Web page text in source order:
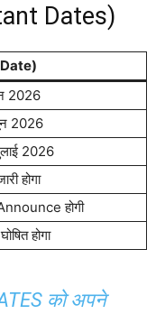
Dates)
2026
2026
2026
होगा
होगी
होगा
को अपने